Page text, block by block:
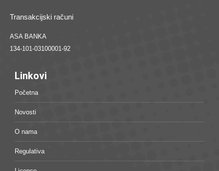
Transakcijski računi
ASA BANKA
134-101-03100001-92
Linkovi
Početna
Novosti
O nama
Regulativa